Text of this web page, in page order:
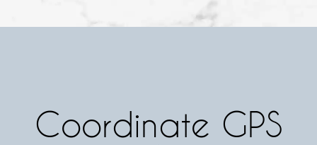
Coordinate GPS